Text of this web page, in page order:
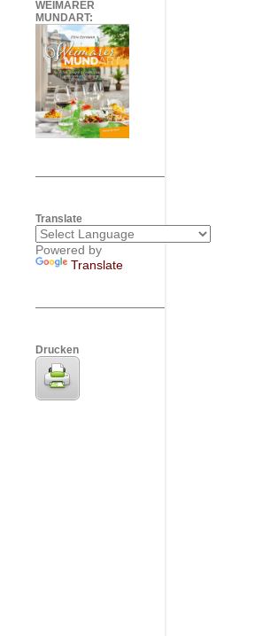
WEIMARER
MUNDART:
Translate
Powered by
Translate
Drucken